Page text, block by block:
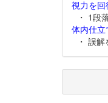
視力を
・ 1
体内仕
・ 誤